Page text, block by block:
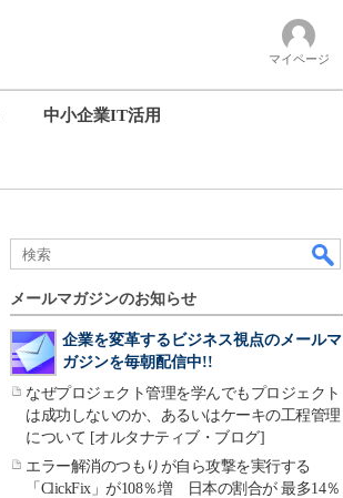
マイページ
中小企業IT活用
メールマガジンのお知らせ
企業を変革するビジネス視点のメールマ
ガジンを毎朝配信中!!
なぜプロジェクト管理を学んでもプロジェクト
は成功しないのか、あるいはケーキの工程管理
について [オルタナティブ・ブログ]
エラー解消のつもりが自ら攻撃を実行する
「ClickFix」が108％増 日本の割合が 最多14％